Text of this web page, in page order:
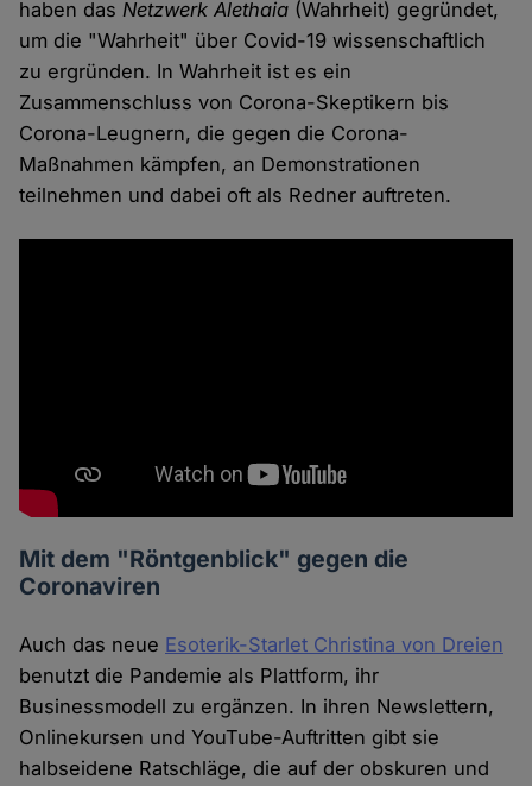
haben dasNetzwerk Alethaia (Wahrheit) gegründet,
um die "Wahrheit" über Covid-19 wissenschaftlich
zu ergründen. In Wahrheit ist es ein
Zusammenschluss von Corona-Skeptikern bis
Corona-Leugnern, die gegen die Corona-
Maßnahmen kämpfen, an Demonstrationen
teilnehmen und dabei oft als Redner auftreten.
Mit dem "Röntgenblick" gegen die
Coronaviren
Auch das neue Esoterik-Starlet Christina von Dreien
benutzt die Pandemie als Plattform, ihr
Businessmodell zu ergänzen. In ihren Newslettern,
Onlinekursen und YouTube-Auftritten gibt sie
halbseidene Ratschläge, die auf der obskuren und